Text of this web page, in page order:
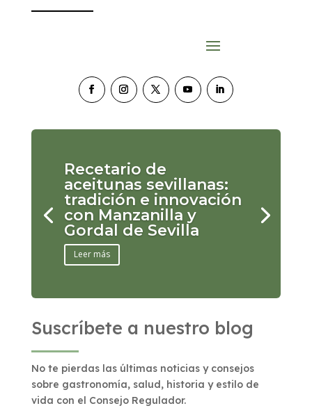
Recetario de
aceitunas sevillanas:
tradición e innovación
con Manzanilla y
Gordal de Sevilla
Leer más
Suscríbete a nuestro blog
No te pierdas las últimas noticias y consejos
sobre gastronomía, salud, historia y estilo de
vida con el Consejo Regulador.